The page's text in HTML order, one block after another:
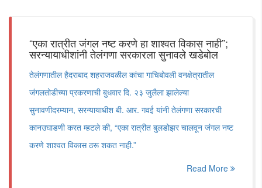
“एका रात्रीत जंगल नष्ट करणे हा शाश्वत विकास नाही”;
सरन्यायाधीशांनी तेलंगणा सरकारला सुनावले खडेबोल
तेलंगणातील हैदराबाद शहराजवळील कांचा गाचिबोवली वनक्षेत्रातील
जंगलतोडीच्या प्रकरणाची बुधवार दि. २३ जुलैला झालेल्या
सुनावणीदरम्यान, सरन्यायाधीश बी. आर. गवई यांनी तेलंगणा सरकारची
कानउघाडणी करत म्हटले की, “एका रात्रीत बुलडोझर चालवून जंगल नष्ट
करणे शाश्वत विकास ठरू शकत नाही.”
Read More